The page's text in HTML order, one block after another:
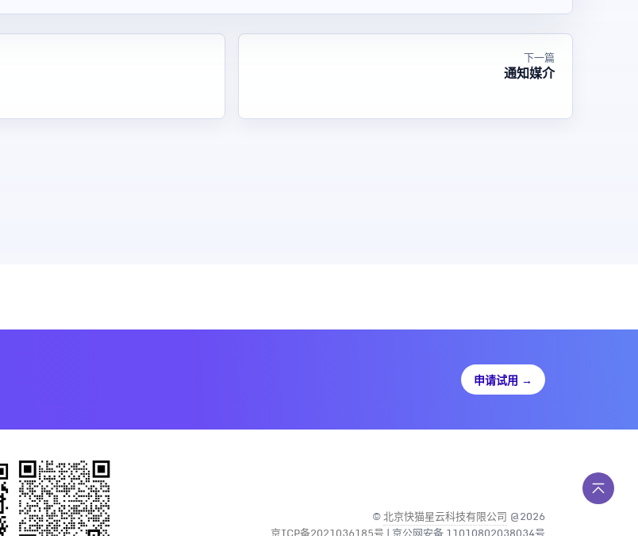
下一篇
通知媒介
申请试用 →
©北京快猫星云科技有限公司 @2026
京ICP备2021036185号 | 京公网安备 11010802038034号